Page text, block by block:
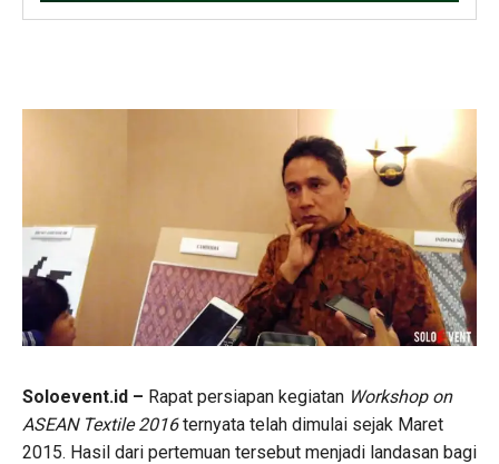
Soloevent.id – Rapat persiapan kegiatan Workshop on
ASEAN Textile 2016ternyata telah dimulai sejak Maret
2015. Hasil dari pertemuan tersebut menjadi landasan bagi